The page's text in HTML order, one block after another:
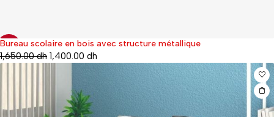
15%
Bureau scolaire en bois avec structure métallique
1,650.00dh 1,400.00 dh